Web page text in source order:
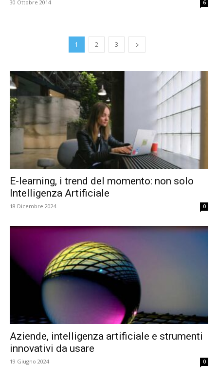
30 Ottobre 2014 6
1 2 3
E-learning, i trend del momento: non solo
Intelligenza Artificiale
18 Dicembre 2024 0
Aziende, intelligenza artificiale e strumenti
innovativi da usare
19 Giugno 2024 0